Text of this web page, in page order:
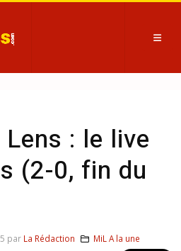
Lens : le live
(2-0, fin du
par La Rédaction MiL A la une